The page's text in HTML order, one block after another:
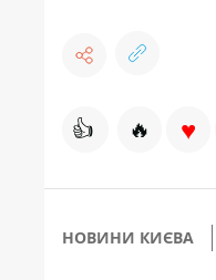
👍 🔥 ♥
НОВИНИ КИЄВА